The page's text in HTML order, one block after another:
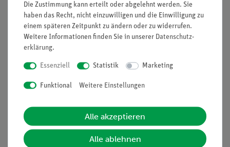
Unternehmen
Projekte und Lösungen
Presse
Hinweisgeberschutz
Übersicht Service
Beratung & Showroom
Inventarisierungs- &
Inbetriebnahme & Schulungen
Die Zustimmung kann erteilt oder abgelehnt werden. Sie
haben das Recht, nicht einzuwilligen und die Einwilligung zu
einem späteren Zeitpunkt zu ändern oder zu widerrufen.
Weitere Informationen finden Sie in unserer Daten­schutz­
erklärung.
Essenziell Statistik Marketing
Funktional Weitere Einstellungen
Alle akzeptieren
Alle ablehnen